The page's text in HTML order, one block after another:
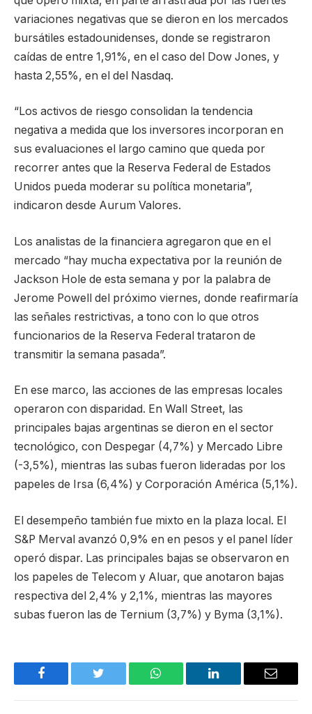
variaciones negativas que se dieron en los mercados
bursátiles estadounidenses, donde se registraron
caídas de entre 1,91%, en el caso del Dow Jones, y
hasta 2,55%, en el del Nasdaq.
“Los activos de riesgo consolidan la tendencia
negativa a medida que los inversores incorporan en
sus evaluaciones el largo camino que queda por
recorrer antes que la Reserva Federal de Estados
Unidos pueda moderar su política monetaria”,
indicaron desde Aurum Valores.
Los analistas de la financiera agregaron que en el
mercado “hay mucha expectativa por la reunión de
Jackson Hole de esta semana y por la palabra de
Jerome Powell del próximo viernes, donde reafirmaría
las señales restrictivas, a tono con lo que otros
funcionarios de la Reserva Federal trataron de
transmitir la semana pasada”.
En ese marco, las acciones de las empresas locales
operaron con disparidad. En Wall Street, las
principales bajas argentinas se dieron en el sector
tecnológico, con Despegar (4,7%) y Mercado Libre
(-3,5%), mientras las subas fueron lideradas por los
papeles de Irsa (6,4%) y Corporación América (5,1%).
El desempeño también fue mixto en la plaza local. El
S&P Merval avanzó 0,9% en en pesos y el panel líder
operó dispar. Las principales bajas se observaron en
los papeles de Telecom y Aluar, que anotaron bajas
respectiva del 2,4% y 2,1%, mientras las mayores
subas fueron las de Ternium (3,7%) y Byma (3,1%).
Facebook Twitter WhatsApp LinkedIn Email